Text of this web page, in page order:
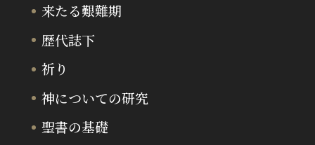
来たる艱難期
歴代誌下
祈り
神についての研究
聖書の基礎